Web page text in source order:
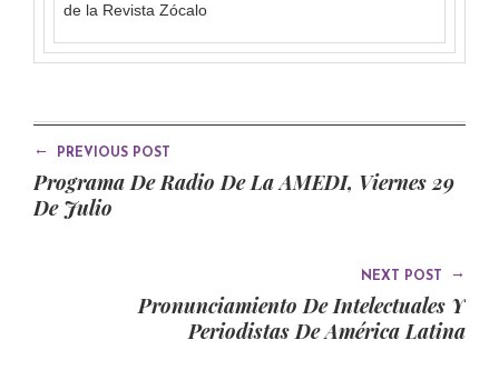
de la Revista Zócalo
← PREVIOUS POST
Programa De Radio De La AMEDI, Viernes 29
De Julio
NEXT POST →
Pronunciamiento De Intelectuales Y
Periodistas De América Latina